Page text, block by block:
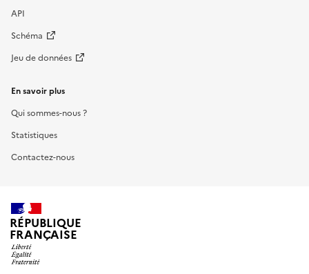
API
Schéma
Jeu de données
En savoir plus
Qui sommes-nous ?
Statistiques
Contactez-nous
RÉPUBLIQUE
FRANÇAISE